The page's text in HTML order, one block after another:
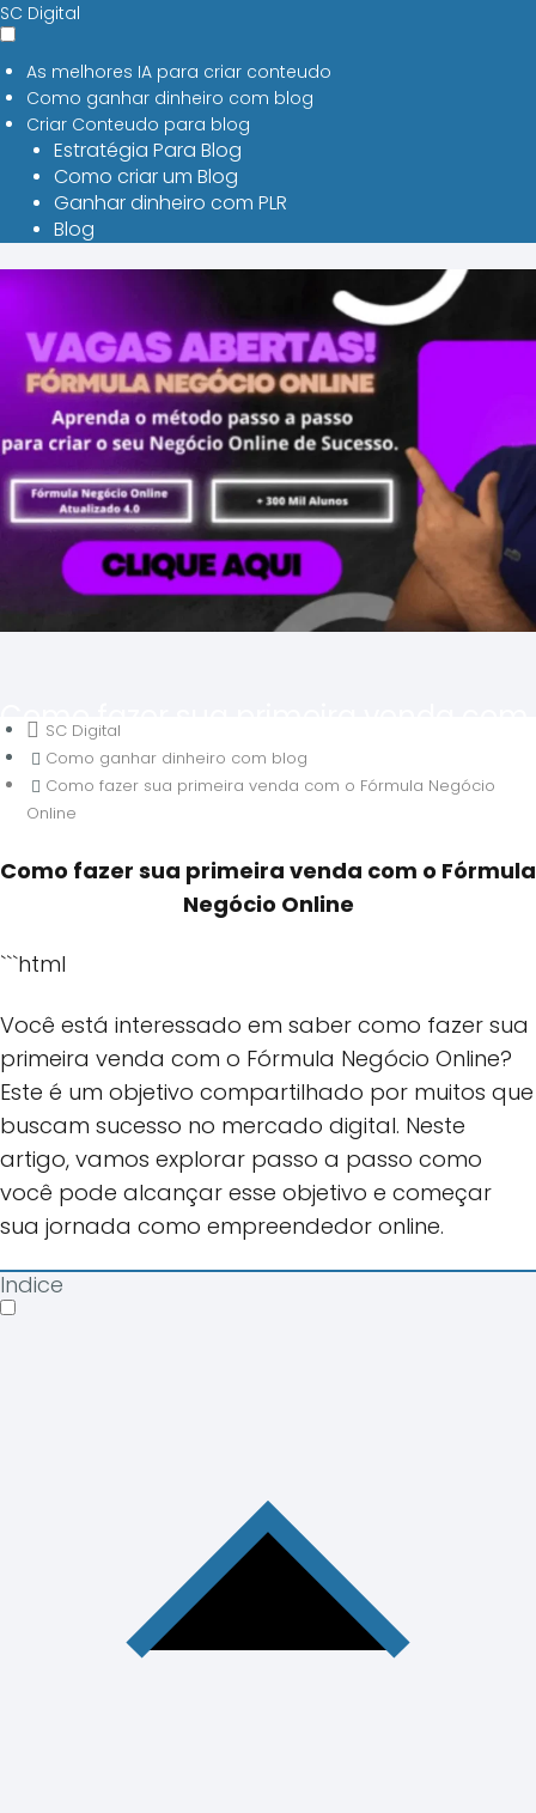
SC Digital
As melhores IA para criar conteudo
Como ganhar dinheiro com blog
Criar Conteudo para blog
Estratégia Para Blog
Como criar um Blog
Ganhar dinheiro com PLR
Blog
Como fazer sua primeira venda com
o Fórmula Negócio Online
SC Digital
Como ganhar dinheiro com blog
Como fazer sua primeira venda com o Fórmula Negócio
Online
Como fazer sua primeira venda com o Fórmula
Negócio Online
```html
Você está interessado em saber como fazer sua
primeira venda com o Fórmula Negócio Online?
Este é um objetivo compartilhado por muitos que
buscam sucesso no mercado digital. Neste
artigo, vamos explorar passo a passo como
você pode alcançar esse objetivo e começar
sua jornada como empreendedor online.
Indice